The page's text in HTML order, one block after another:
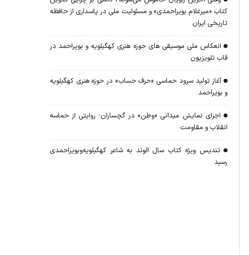
کتاب «میرغلام بویراحمدی» و مسئولیت ملی در پاسداری از حافظه
تاریخی ایران
انعکاس ملی موسیقی های حوزه هنری کهگیلویه و بویراحمد در
قاب تلویزیون
آغاز تولید سرود حماسی «حرف حساب» در حوزه هنری کهگیلویه
و بویراحمد
اجرای نمایش میدانی «وطن» در گچساران؛ روایتی از حماسه
انقلاب و مقاومت
تندیس ویژه کتاب سال الوند به شاعر کهگیلویه‌وبویراحمدی
رسید